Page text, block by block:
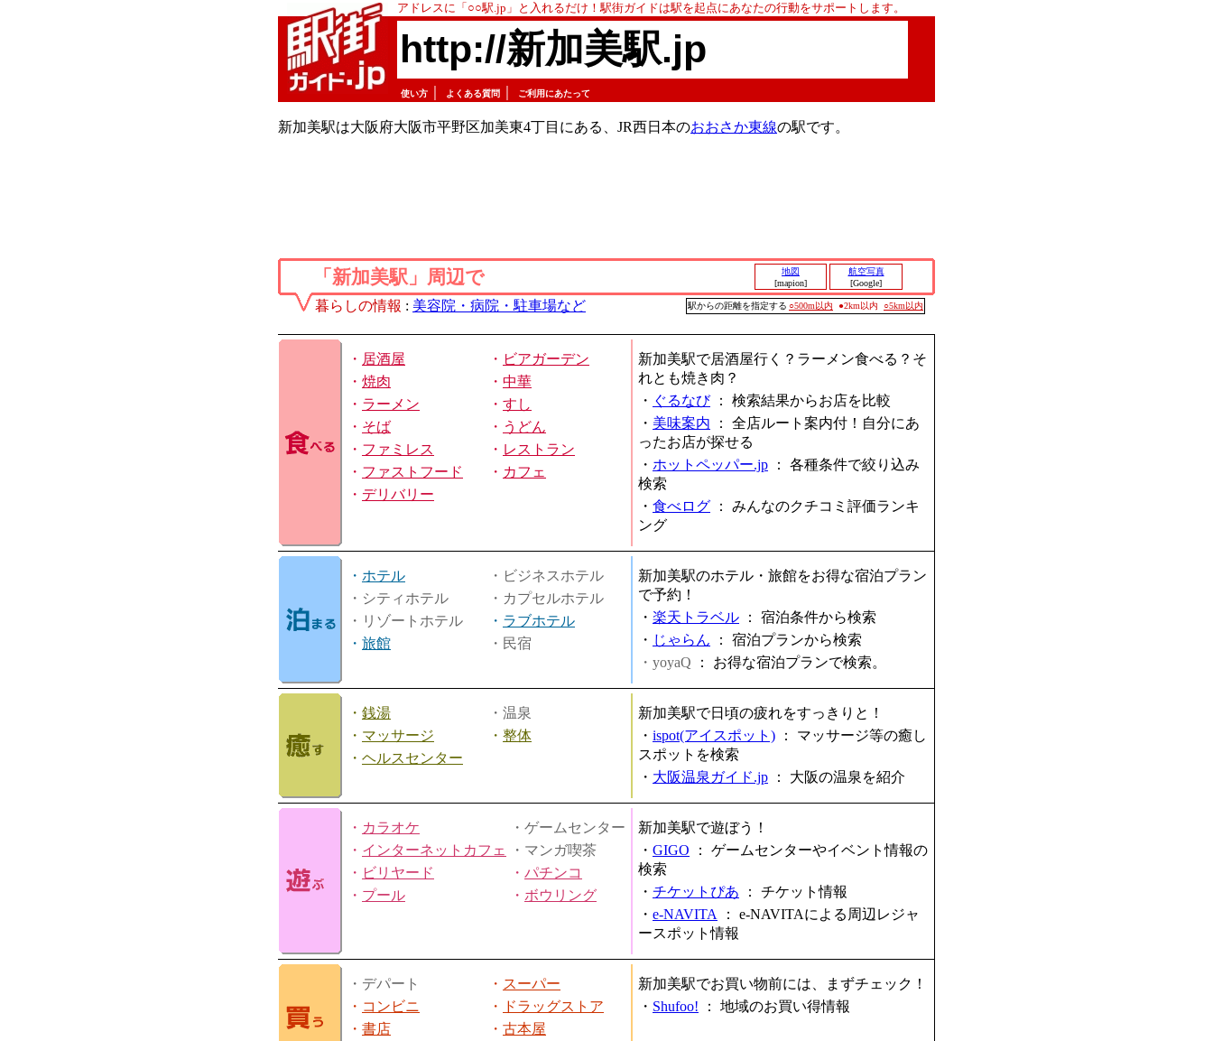
アドレスに「○○駅.jp」と入れるだけ！駅街ガイドは駅を起点にあなたの行動をサポートします。
http://新加美駅.jp
使い方 よくある質問 ご利用にあたって
新加美駅は大阪府大阪市平野区加美東4丁目にある、JR西日本のおおさか東線の駅です。
「新加美駅」周辺で
地図
[mapion]
航空写真
[Google]
暮らしの情報 : 美容院・病院・駐車場など 駅からの距離を指定する ○500m以内 ●2km以内 ○5km以内
・ 居酒屋 ・ ビアガーデン
・ 焼肉 ・ 中華
・ ラーメン ・ すし
・ そば ・ うどん
・ ファミレス ・ レストラン
・ ファストフード ・ カフェ
・ デリバリー
新加美駅で居酒屋行く？ラーメン食べる？そ
れとも焼き肉？
・ ぐるなび： 検索結果からお店を比較
・ 美味案内 ： 全店ルート案内付！自分にあ
ったお店が探せる
・ ホットペッパー.jp ： 各種条件で絞り込み
検索
・ 食べログ ： みんなのクチコミ評価ランキ
ング
・ ホテル
・ビジネスホテル
・シティホテル
・カプセルホテル
・リゾートホテル
・ ラブホテル
・ 旅館 ・民宿
新加美駅のホテル・旅館をお得な宿泊プラン
で予約！
・ 楽天トラベル ： 宿泊条件から検索
・ じゃらん ： 宿泊プランから検索
・yoyaQ ： お得な宿泊プランで検索。
・ 銭湯
・温泉
・ マッサージ ・ 整体
・ ヘルスセンター
新加美駅で日頃の疲れをすっきりと！
・ ispot(アイスポット) ： マッサージ等の癒し
スポットを検索
・ 大阪温泉ガイド.jp ： 大阪の温泉を紹介
・ カラオケ
・ゲームセンター
・ インターネットカフェ
・マンガ喫茶
・ ビリヤード ・ パチンコ
・ プール ・ ボウリング
新加美駅で遊ぼう！
・ GIGO ： ゲームセンターやイベント情報の
検索
・ チケットぴあ ： チケット情報
・ e-NAVITA ： e-NAVITAによる周辺レジャ
ースポット情報
・デパート ・ スーパー
・ コンビニ ・
ドラッグストア
・ 書店 ・ 古本屋
新加美駅でお買い物前には、まずチェック！
・ Shufoo! ： 地域のお買い得情報